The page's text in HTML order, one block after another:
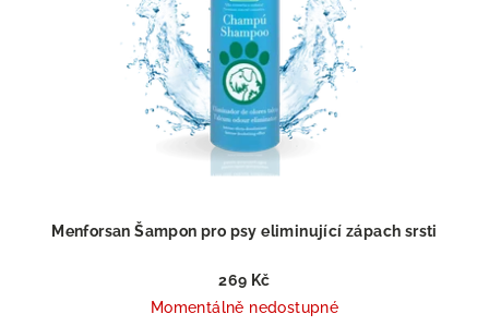
Menforsan Šampon pro psy eliminující zápach srsti
269 Kč
Momentálně nedostupné